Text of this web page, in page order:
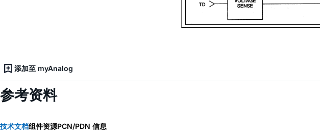
添加至 myAnalog
参考资料
技术文档组件资源PCN/PDN 信息